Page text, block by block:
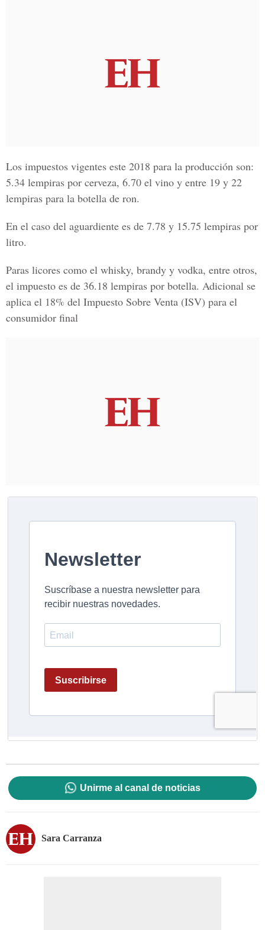
Los impuestos vigentes este 2018 para la producción son:
5.34 lempiras por cerveza, 6.70 el vino y entre 19 y 22
lempiras para la botella de ron.
En el caso del aguardiente es de 7.78 y 15.75 lempiras por
litro.
Paras licores como el whisky, brandy y vodka, entre otros,
el impuesto es de 36.18 lempiras por botella. Adicional se
aplica el 18% del Impuesto Sobre Venta (ISV) para el
consumidor final
Unirme al canal de noticias
Sara Carranza